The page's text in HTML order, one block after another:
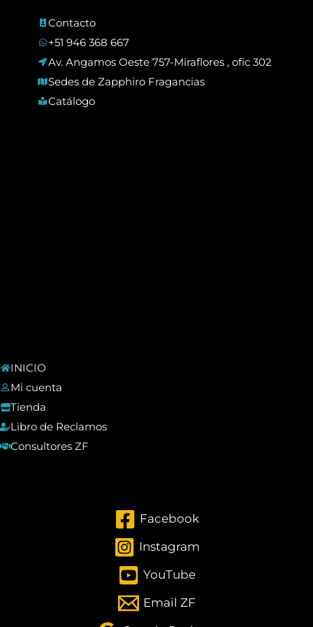
Contacto
+51 946 368 667
Av. Angamos Oeste 757-Miraflores , ofic 302
Sedes de Zapphiro Fragancias
Catálogo
INICIO
Mi cuenta
Tienda
Libro de Reclamos
Consultores ZF
Facebook
Instagram
YouTube
Email ZF